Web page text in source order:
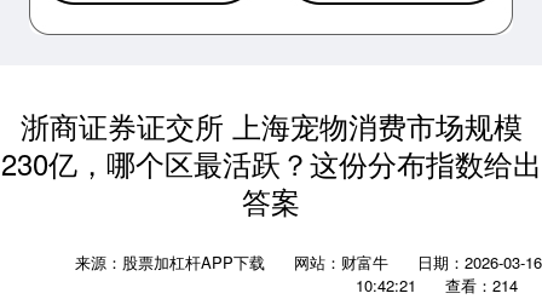
浙商证券证交所 上海宠物消费市场规模
230亿，哪个区最活跃？这份分布指数给出
答案
来源：股票加杠杆APP下载 网站：财富牛
日期：2026-03-16
10:42:21
查看：214